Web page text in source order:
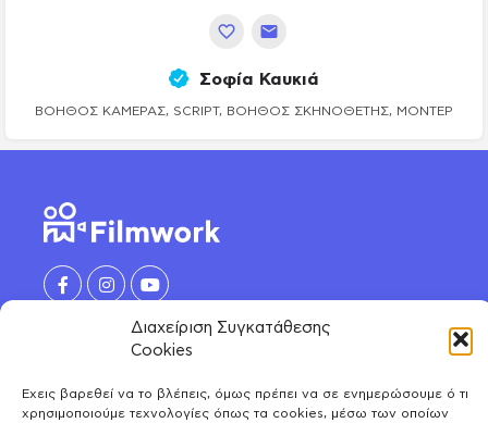
Διαχείριση Συγκατάθεσης
Cookies
Έχεις βαρεθεί να το βλέπεις, όμως πρέπει να σε ενημερώσουμε ό τι
χρησιμοποιούμε τεχνολογίες όπως τα cookies, μέσω των οποίων
Σοφία Καυκιά
ΒΟΗΘΟΣ ΚΆΜΕΡΑΣ, SCRIPT, ΒΟΗΘΌΣ ΣΚΗΝΟΘΈΤΗΣ, ΜΟΝΤΈΡ
Ηθοποιοί